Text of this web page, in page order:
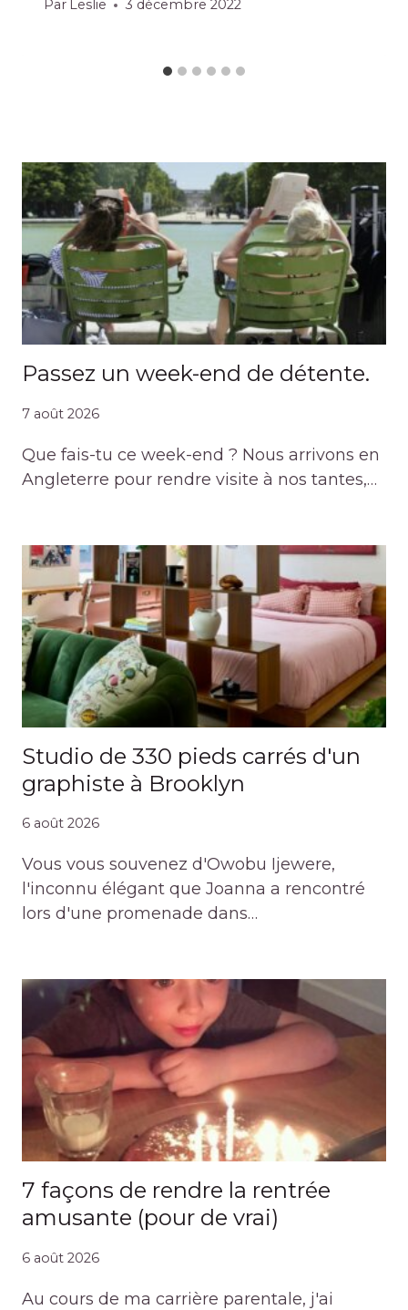
Par Leslie 3 décembre 2022
Passez un week-end de détente.
7 août 2026
Que fais-tu ce week-end ? Nous arrivons en
Angleterre pour rendre visite à nos tantes,…
Studio de 330 pieds carrés d'un
graphiste à Brooklyn
6 août 2026
Vous vous souvenez d'Owobu Ijewere,
l'inconnu élégant que Joanna a rencontré
lors d'une promenade dans…
7 façons de rendre la rentrée
amusante (pour de vrai)
6 août 2026
Au cours de ma carrière parentale, j'ai